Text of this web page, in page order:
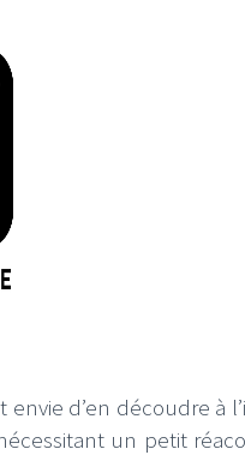
d’en découdre à
un petit